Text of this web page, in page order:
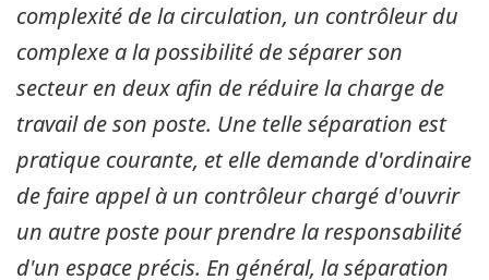
complexité de la circulation, un contrôleur du
complexe a la possibilité de séparer son
secteur en deux afin de réduire la charge de
travail de son poste. Une telle séparation est
pratique courante, et elle demande d'ordinaire
de faire appel à un contrôleur chargé d'ouvrir
un autre poste pour prendre la responsabilité
d'un espace précis. En général, la séparation